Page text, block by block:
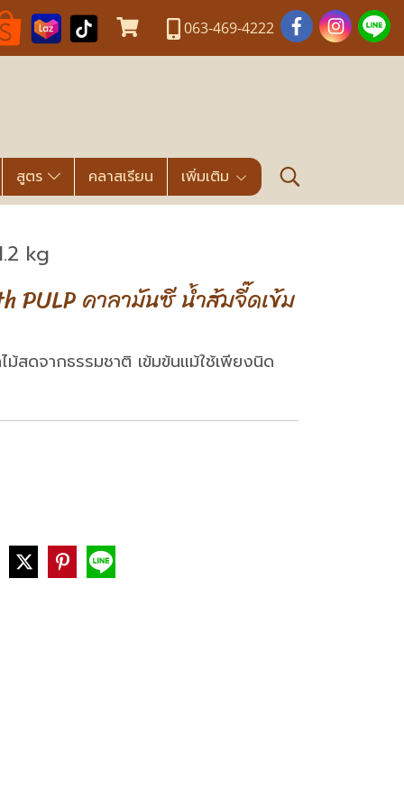
063-469-4222
สูตร คลาสเรียน เพิ่มเติม
kg
PULP คาลามันซี น้ำส้มจี๊ดเข้ม
ม้สดจากธรรมชาติ เข้มข้นแม้ใช้เพียงนิด